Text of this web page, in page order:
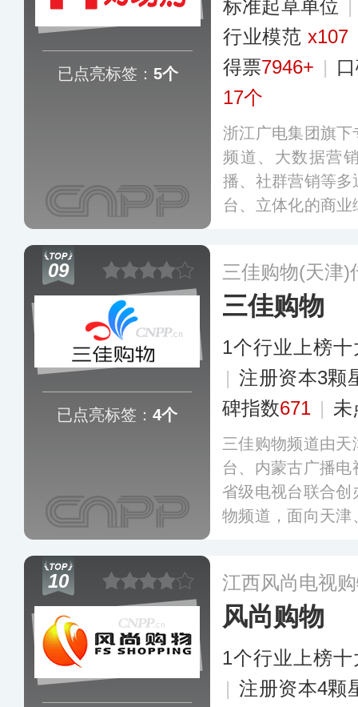
已点亮标签： 5个
标准起草单位 |
行业模范x107
得票7946+ |
17个
浙江广电集团旗
频道、大数据营
播、社群营销等
台、立体化的商
09
已点亮标签： 4个
三佳购物(天津)
三佳购物
1个行业上榜
| 注册资本3颗
碑指数671 | 未
三佳购物频道由
台、内蒙古广播
省级电视台联合
物频道，面向天
化销售渠道。更多
10 江西风尚电视
风尚购物
1个行业上榜
| 注册资本4颗